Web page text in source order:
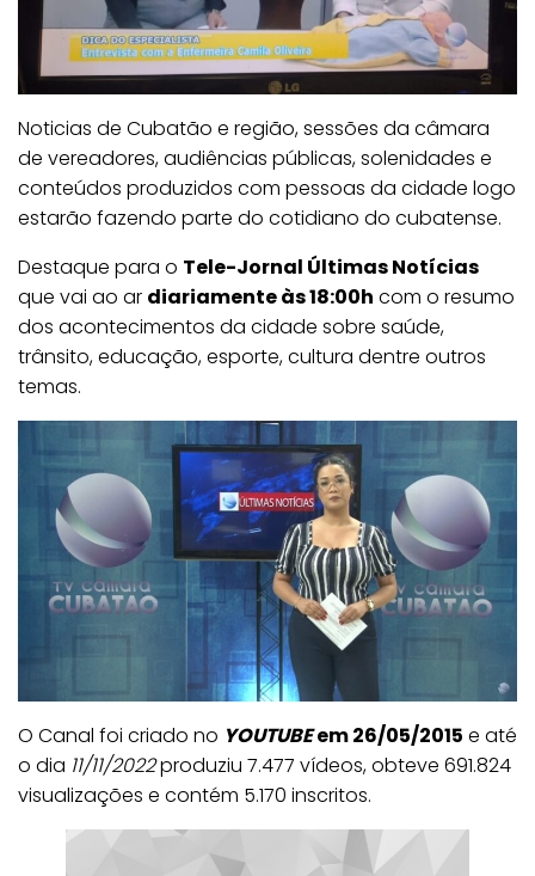
Noticias de Cubatão e região, sessões da câmara
de vereadores, audiências públicas, solenidades e
conteúdos produzidos com pessoas da cidade logo
estarão fazendo parte do cotidiano do cubatense.
Destaque para o Tele-Jornal Últimas Notícias
que vai ao ar diariamente às 18:00h com o resumo
dos acontecimentos da cidade sobre saúde,
trânsito, educação, esporte, cultura dentre outros
temas.
O Canal foi criado no YOUTUBEem 26/05/2015 e até
o dia 11/11/2022produziu 7.477 vídeos, obteve 691.824
visualizações e contém 5.170 inscritos.